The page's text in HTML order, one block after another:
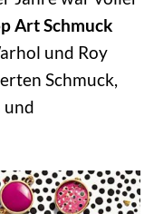
Art Schmuck
und Roy
Schmuck,
und